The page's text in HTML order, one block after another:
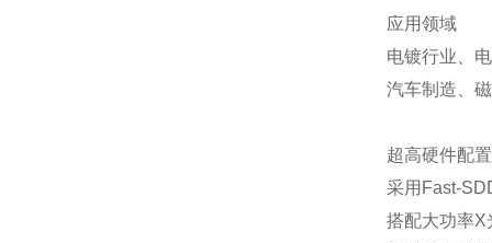
应用领域
电镀行业、
汽车制造、
超高硬件配置
采用Fast-
搭配大功率X